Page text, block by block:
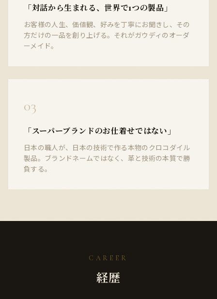
「対話から生まれる、世界で1つの製品」
お客様の人生、価値観、好みを丁寧にお聞きし、その
方だけの一品を創り上げる。それがガウディのオーダ
ーメイド。
03
「スーパーブランドのお仕着せではない」
日本の職人が、日本の技術で作る本物のクロコダイル
製品。ブランドネームではなく、革と技術の本質で勝
負する。
CAREER
経歴